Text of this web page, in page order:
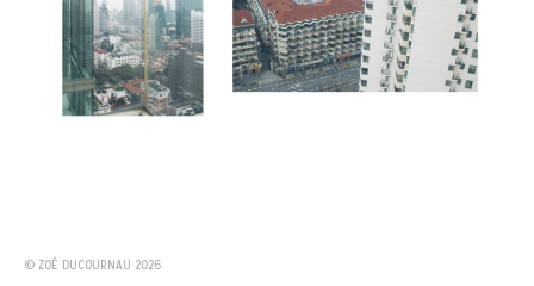
BOUTIQUE
© ZOÉ DUCOURNAU 2026